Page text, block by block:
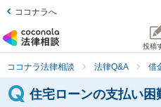
ココナラへ
投稿
ココナラ法律相談 法律Q&A 借
住宅ローンの支払い困